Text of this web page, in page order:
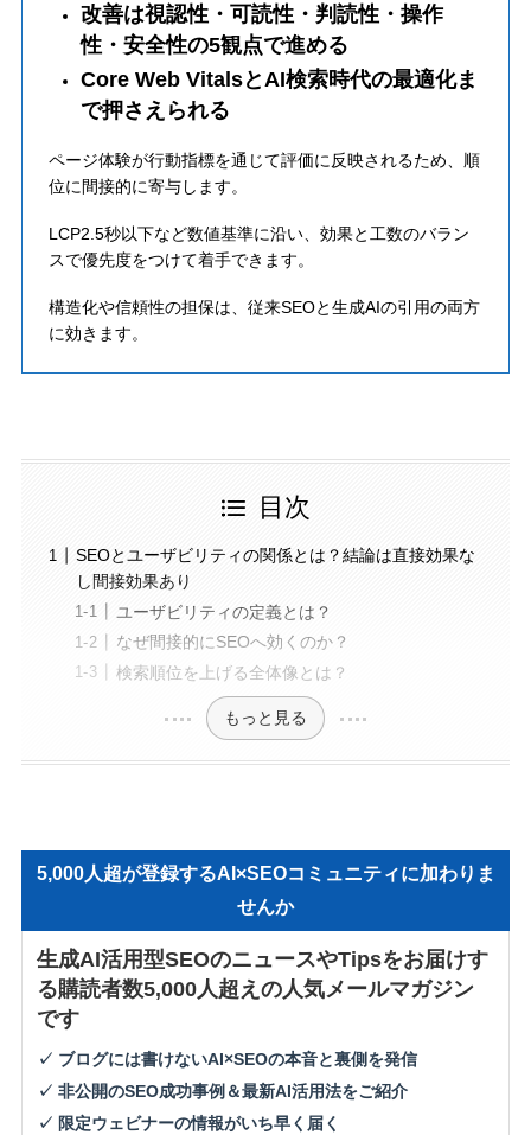
改善は視認性・可読性・判読性・操作
性・安全性の5観点で進める
Core Web VitalsとAI検索時代の最適化ま
で押さえられる
ページ体験が行動指標を通じて評価に反映されるため、順
位に間接的に寄与します。
LCP2.5秒以下など数値基準に沿い、効果と工数のバラン
スで優先度をつけて着手できます。
構造化や信頼性の担保は、従来SEOと生成AIの引用の両方
に効きます。
目次
SEOとユーザビリティの関係とは？結論は直接効果な
し間接効果あり
ユーザビリティの定義とは？
なぜ間接的にSEOへ効くのか？
検索順位を上げる全体像とは？
もっと見る
5,000人超が登録するAI×SEOコミュニティに加わりま
せんか
生成AI活用型SEOのニュースやTipsをお届けす
る購読者数5,000人超えの人気メールマガジン
です
✓ ブログには書けないAI×SEOの本音と裏側を発信
✓ 非公開のSEO成功事例＆最新AI活用法をご紹介
✓ 限定ウェビナーの情報がいち早く届く